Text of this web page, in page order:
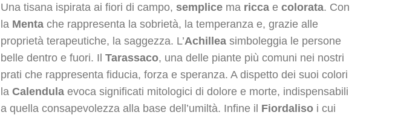
Una tisana ispirata ai fiori di campo, semplice ma ricca e colorata. Con
la Menta che rappresenta la sobrietà, la temperanza e, grazie alle
proprietà terapeutiche, la saggezza. L’Achillea simboleggia le persone
belle dentro e fuori. Il Tarassaco, una delle piante più comuni nei nostri
prati che rappresenta fiducia, forza e speranza. A dispetto dei suoi colori
la Calendula evoca significati mitologici di dolore e morte, indispensabili
a quella consapevolezza alla base dell’umiltà. Infine il Fiordaliso i cui